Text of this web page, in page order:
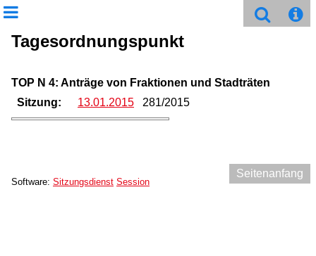
Tagesordnungspunkt
TOP N 4: Anträge von Fraktionen und Stadträten
Sitzung:
13.01.2015 281/2015
Seitenanfang
Software: Sitzungsdienst Session